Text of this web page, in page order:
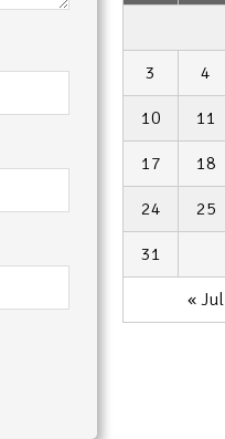
« Jul
3 4
10 11
17 18
24 25
31